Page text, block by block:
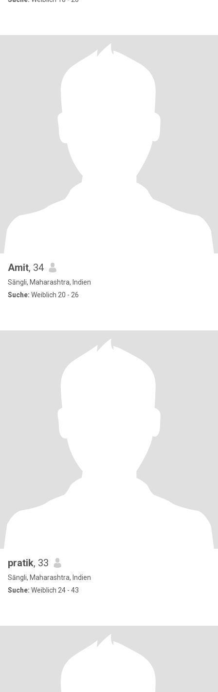
Amit, 34
Sāngli, Maharashtra, Indien
Suche: Weiblich 20 - 26
pratik, 33
Sāngli, Maharashtra, Indien
Suche: Weiblich 24 - 43